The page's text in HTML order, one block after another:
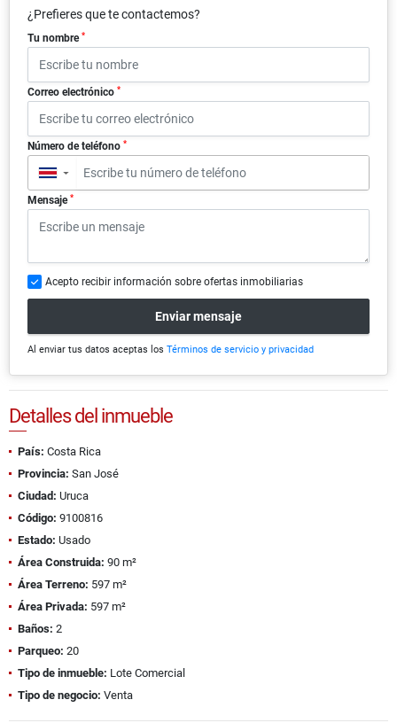
¿Prefieres que te contactemos?
Tu nombre *
Correo electrónico *
Número de teléfono *
▼
Mensaje *
Acepto recibir información sobre ofertas inmobiliarias
Enviar mensaje
Al enviar tus datos aceptas los Términos de servicio y privacidad
Detalles del inmueble
País: Costa Rica
Provincia: San José
Ciudad: Uruca
Código: 9100816
Estado: Usado
Área Construida: 90 m²
Área Terreno: 597 m²
Área Privada: 597 m²
Baños: 2
Parqueo: 20
Tipo de inmueble: Lote Comercial
Tipo de negocio: Venta